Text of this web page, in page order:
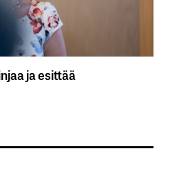
ja esittää